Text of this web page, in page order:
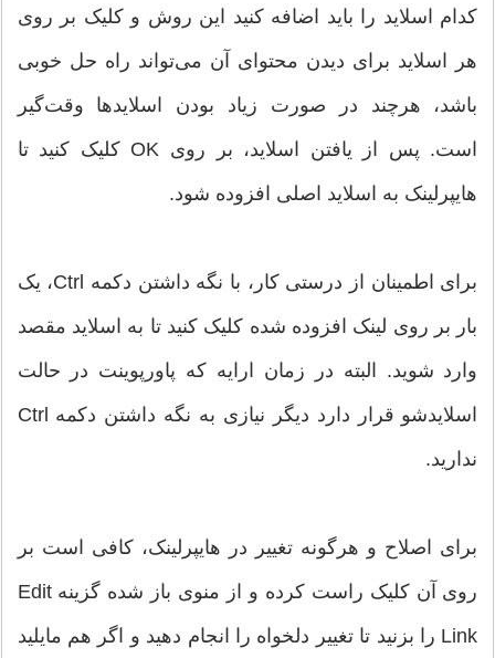
کدام اسلاید را باید اضافه کنید این روش و کلیک بر روی
هر اسلاید برای دیدن محتوای آن می‌تواند راه حل خوبی
باشد، هرچند در صورت زیاد بودن اسلاید‌ها وقت‌گیر
است. پس از یافتن اسلاید، بر روی OK کلیک کنید تا
هایپر‌لینک به اسلاید اصلی افزوده شود.
برای اطمینان از درستی کار، با نگه داشتن دکمه Ctrl، یک
بار بر روی لینک افزوده شده کلیک کنید تا به اسلاید مقصد
وارد شوید. البته در زمان ارایه که پاورپوینت در حالت
اسلاید‌شو قرار دارد دیگر نیازی به نگه ‌داشتن دکمه Ctrl
ندارید.
برای اصلاح و هرگونه تغییر در هایپرلینک، کافی است بر
روی آن کلیک ‌راست کرده و از منوی باز شده گزینه Edit
Link را بزنید تا تغییر دلخواه را انجام دهید و اگر هم مایلید